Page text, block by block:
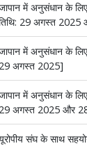
में अनुसंधान के
29 अगस्त
में अनुसंधान के
29 अगस्त 2025]
में अनुसंधान के
29 अगस्त 2025 और
संघ के साथ